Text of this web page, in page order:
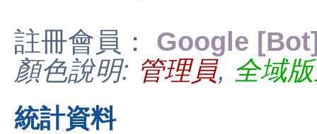
註冊會員： Google
顏色說明: 管理員, 全域
統計資料